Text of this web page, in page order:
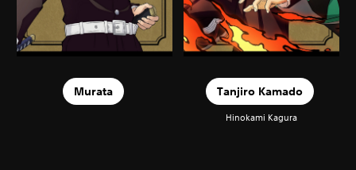
Murata Tanjiro Kamado
Hinokami Kagura